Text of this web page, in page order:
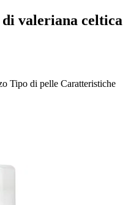
valeriana celtica
Tipo di pelle Caratteristiche